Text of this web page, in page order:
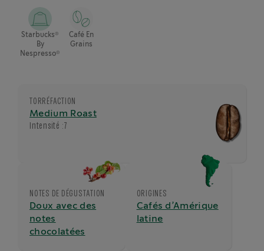
Starbucks®
By
Nespresso®
Café En
Grains
TORRÉFACTION
Medium Roast
Intensité : 7
NOTES DE DÉGUSTATION
Doux avec des
notes
chocolatées
ORIGINES
Cafés d’Amérique
latine